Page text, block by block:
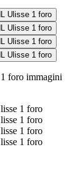
foro immagini